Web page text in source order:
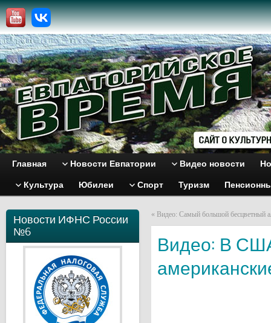
Главная Новости Евпатории Видео новости
Культура Юбилеи Спорт Туризм
Новости ИФНС России
№6
« Видео: Самый большой бесцветный
Видео: В